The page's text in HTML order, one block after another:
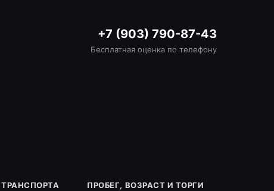
+7 (903) 790-87-43
Бесплатная оценка по телефону
ПРОБЕГ, ВОЗРАСТ И ТОРГИ